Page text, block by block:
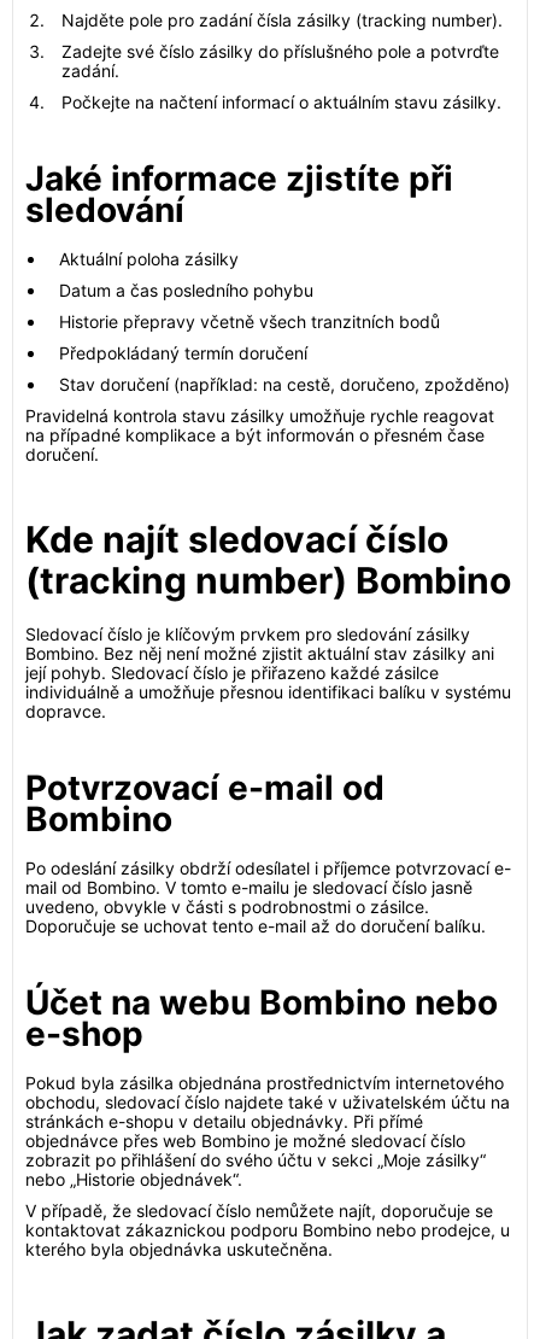
Najděte pole pro zadání čísla zásilky (tracking number).
Zadejte své číslo zásilky do příslušného pole a potvrďte
zadání.
Počkejte na načtení informací o aktuálním stavu zásilky.
Jaké informace zjistíte při
sledování
Aktuální poloha zásilky
Datum a čas posledního pohybu
Historie přepravy včetně všech tranzitních bodů
Předpokládaný termín doručení
Stav doručení (například: na cestě, doručeno, zpožděno)
Pravidelná kontrola stavu zásilky umožňuje rychle reagovat
na případné komplikace a být informován o přesném čase
doručení.
Kde najít sledovací číslo
(tracking number) Bombino
Sledovací číslo je klíčovým prvkem pro sledování zásilky
Bombino. Bez něj není možné zjistit aktuální stav zásilky ani
její pohyb. Sledovací číslo je přiřazeno každé zásilce
individuálně a umožňuje přesnou identifikaci balíku v systému
dopravce.
Potvrzovací e-mail od
Bombino
Po odeslání zásilky obdrží odesílatel i příjemce potvrzovací e-
mail od Bombino. V tomto e-mailu je sledovací číslo jasně
uvedeno, obvykle v části s podrobnostmi o zásilce.
Doporučuje se uchovat tento e-mail až do doručení balíku.
Účet na webu Bombino nebo
e-shop
Pokud byla zásilka objednána prostřednictvím internetového
obchodu, sledovací číslo najdete také v uživatelském účtu na
stránkách e-shopu v detailu objednávky. Při přímé
objednávce přes web Bombino je možné sledovací číslo
zobrazit po přihlášení do svého účtu v sekci „Moje zásilky“
nebo „Historie objednávek“.
V případě, že sledovací číslo nemůžete najít, doporučuje se
kontaktovat zákaznickou podporu Bombino nebo prodejce, u
kterého byla objednávka uskutečněna.